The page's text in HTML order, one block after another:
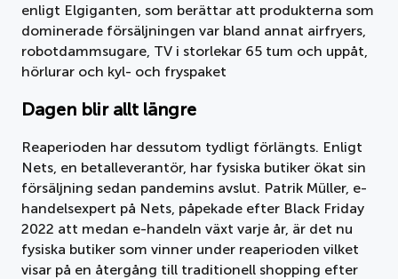
enligt Elgiganten, som berättar att produkterna som
dominerade försäljningen var bland annat airfryers,
robotdammsugare, TV i storlekar 65 tum och uppåt,
hörlurar och kyl- och fryspaket
Dagen blir allt längre
Reaperioden har dessutom tydligt förlängts. Enligt
Nets, en betalleverantör, har fysiska butiker ökat sin
försäljning sedan pandemins avslut. Patrik Müller, e-
handelsexpert på Nets, påpekade efter Black Friday
2022 att medan e-handeln växt varje år, är det nu
fysiska butiker som vinner under reaperioden vilket
visar på en återgång till traditionell shopping efter